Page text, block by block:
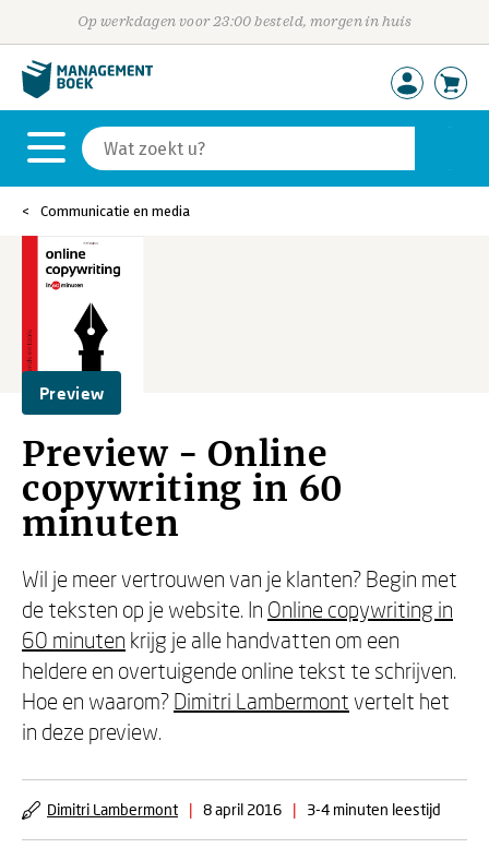
Op werkdagen voor 23:00 besteld, morgen in huis
Communicatie en media
Preview
Preview - Online
copywriting in 60
minuten
Wil je meer vertrouwen van je klanten? Begin met
de teksten op je website. In Online copywriting in
60 minuten krijg je alle handvatten om een
heldere en overtuigende online tekst te schrijven.
Hoe en waarom? Dimitri Lambermont vertelt het
in deze preview.
Dimitri Lambermont | 8 april 2016 | 3-4 minuten leestijd